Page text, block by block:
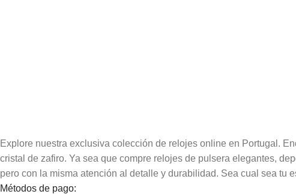
Explore nuestra exclusiva colección de relojes online en Portugal.
cristal de zafiro. Ya sea que compre relojes de pulsera elegantes,
pero con la misma atención al detalle y durabilidad. Sea cual sea tu
Métodos de pago: